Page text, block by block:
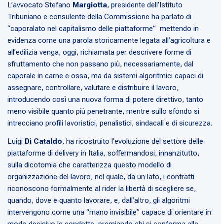
L’avvocato Stefano Margiotta, presidente dell’Istituto
Tribuniano e consulente della Commissione ha parlato di
“caporalato nel capitalismo delle piattaforme” mettendo in
evidenza come una parola storicamente legata all’agricoltura e
all’edilizia venga, oggi, richiamata per descrivere forme di
sfruttamento che non passano più, necessariamente, dal
caporale in carne e ossa, ma da sistemi algoritmici capaci di
assegnare, controllare, valutare e distribuire il lavoro,
introducendo così una nuova forma di potere direttivo, tanto
meno visibile quanto più penetrante, mentre sullo sfondo si
intrecciano profili lavoristici, penalistici, sindacali e di sicurezza.
Luigi Di Cataldo, ha ricostruito l’evoluzione del settore delle
piattaforme di delivery in Italia, soffermandosi, innanzitutto,
sulla dicotomia che caratterizza questo modello di
organizzazione del lavoro, nel quale, da un lato, i contratti
riconoscono formalmente al rider la libertà di scegliere se,
quando, dove e quanto lavorare, e, dall’altro, gli algoritmi
intervengono come una “mano invisibile” capace di orientare in